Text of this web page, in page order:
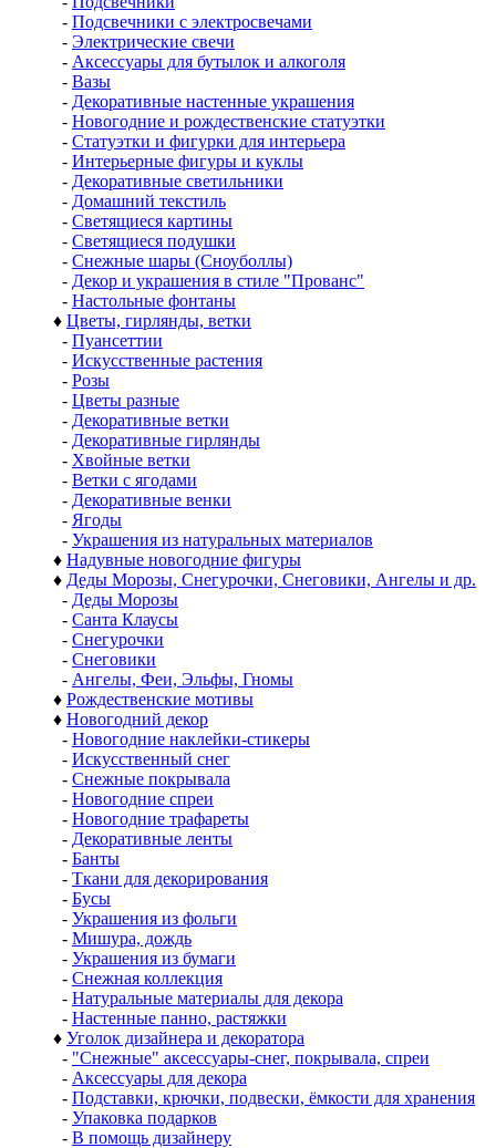
- Подсвечники с электросвечами
- Электрические свечи
- Аксессуары для бутылок и алкоголя
- Вазы
- Декоративные настенные украшения
- Новогодние и рождественские статуэтки
- Статуэтки и фигурки для интерьера
- Интерьерные фигуры и куклы
- Декоративные светильники
- Домашний текстиль
- Светящиеся картины
- Светящиеся подушки
- Снежные шары (Сноуболлы)
- Декор и украшения в стиле "Прованс"
- Настольные фонтаны
♦ Цветы, гирлянды, ветки
- Пуансеттии
- Искусственные растения
- Розы
- Цветы разные
- Декоративные ветки
- Декоративные гирлянды
- Хвойные ветки
- Ветки с ягодами
- Декоративные венки
- Ягоды
- Украшения из натуральных материалов
♦ Надувные новогодние фигуры
♦ Деды Морозы, Снегурочки, Снеговики, Ангелы и др.
- Деды Морозы
- Санта Клаусы
- Снегурочки
- Снеговики
- Ангелы, Феи, Эльфы, Гномы
♦ Рождественские мотивы
♦ Новогодний декор
- Новогодние наклейки-стикеры
- Искусственный снег
- Снежные покрывала
- Новогодние спреи
- Новогодние трафареты
- Декоративные ленты
- Банты
- Ткани для декорирования
- Бусы
- Украшения из фольги
- Мишура, дождь
- Украшения из бумаги
- Снежная коллекция
- Натуральные материалы для декора
- Настенные панно, растяжки
♦ Уголок дизайнера и декоратора
- "Снежные" аксессуары-снег, покрывала, спреи
- Аксессуары для декора
- Подставки, крючки, подвески, ёмкости для хранения
- Упаковка подарков
- В помощь дизайнеру